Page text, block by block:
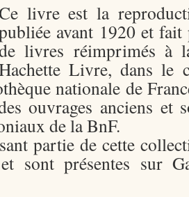
livre est la
avant 1920 et
livres réimprimés à
Livre, dans le
nationale de
ouvrages anciens et
de la BnF.
partie de cette
sont présentes sur